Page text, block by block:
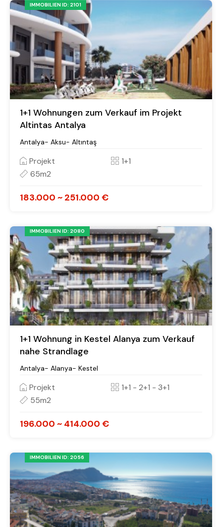
IMMOBILIEN ID: 2101
1+1 Wohnungen zum Verkauf im Projekt
Altintas Antalya
Antalya- Aksu- Altıntaş
Projekt
1+1
65m2
183.000 ~ 251.000 €
IMMOBILIEN ID: 2080
1+1 Wohnung in Kestel Alanya zum Verkauf
nahe Strandlage
Antalya- Alanya- Kestel
Projekt
1+1 - 2+1 - 3+1
55m2
196.000 ~ 414.000 €
IMMOBILIEN ID: 2056